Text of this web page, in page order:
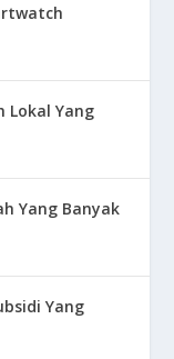
Lokal Yang
Yang Banyak
Yang